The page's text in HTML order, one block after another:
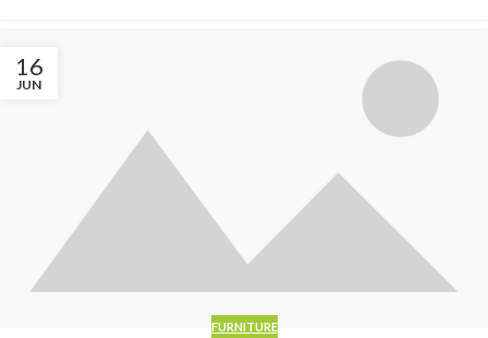
16
JUN
FURNITURE